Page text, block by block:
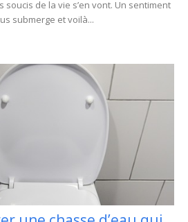
soucis de la vie s’en vont. Un sentiment
submerge et voilà...